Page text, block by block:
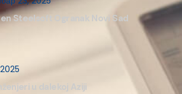
Steelsoft Ogranak Novi Sad
u dalekoj Aziji